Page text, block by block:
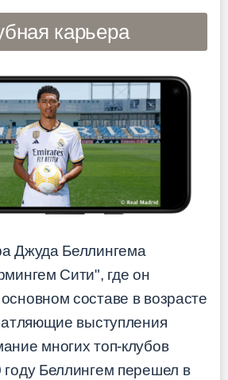
карьера
Джуда Беллингема
Сити", где он
составе в возрасте
выступления
многих топ-клубов
Беллингем перешел в